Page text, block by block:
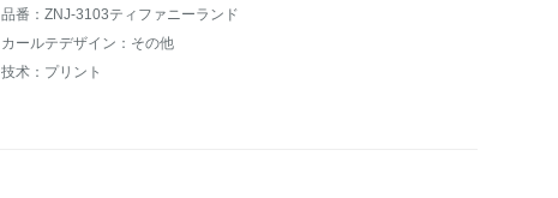
品番：ZNJ-3103ティファニーランド
カールテデザイン：その他
技术：プリント